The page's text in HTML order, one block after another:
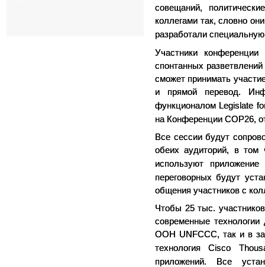
совещаний,
коллегами так, словно
разработали
Участники
спонтанных
сможет принимать
и прямой перевод.
функционалом Legislate
на Конференции COP26,
Все сессии будут
обеих аудиторий, в том
используют приложение
переговорных будут
общения участников с
Чтобы 25 тыс.
современные
ООН UNFCCC, так и в
технологияCisco
приложений. Все